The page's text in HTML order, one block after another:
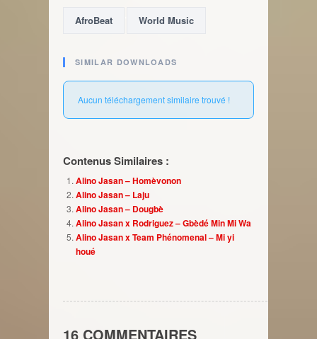
AfroBeat World Music
SIMILAR DOWNLOADS
Aucun téléchargement similaire trouvé !
Contenus Similaires :
Alino Jasan – Homèvonon
Alino Jasan – Laju
Alino Jasan – Dougbè
Alino Jasan x Rodriguez – Gbèdé Min Mi Wa
Alino Jasan x Team Phénomenal – Mi yi
houé
16 COMMENTAIRES